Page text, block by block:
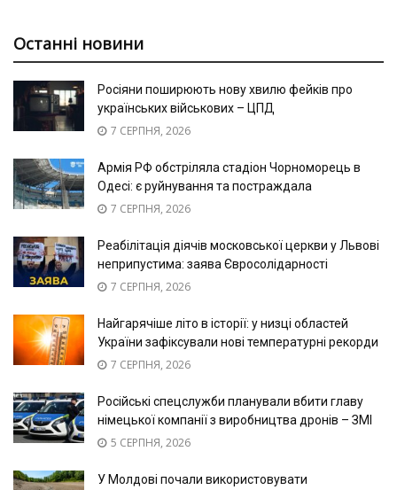
Останні новини
Росіяни поширюють нову хвилю фейків про
українських військових – ЦПД
7 СЕРПНЯ, 2026
Армія РФ обстріляла стадіон Чорноморець в
Одесі: є руйнування та постраждала
7 СЕРПНЯ, 2026
Реабілітація діячів московської церкви у Львові
неприпустима: заява Євросолідарності
7 СЕРПНЯ, 2026
Найгарячіше літо в історії: у низці областей
України зафіксували нові температурні рекорди
7 СЕРПНЯ, 2026
Російські спецслужби планували вбити главу
німецької компанії з виробництва дронів – ЗМІ
5 СЕРПНЯ, 2026
У Молдові почали використовувати